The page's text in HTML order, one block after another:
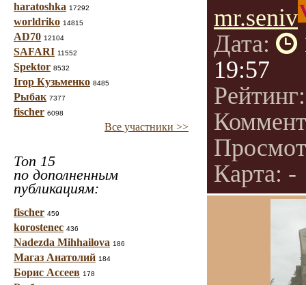
haratoshka 17292
worldriko 14815
AD70 12104
SAFARI 11552
Spektor 8532
Ігор Кузьменко 8485
Рыбак 7377
fischer 6098
Все участники >>
Топ 15
по дополненным
публикациям:
fischer 459
korostenec 436
Nadezda Mihhailova 186
Магаз Анатолий 184
Борис Ассеев 178
mr.seniv
Дата:
19:57
Карта: -